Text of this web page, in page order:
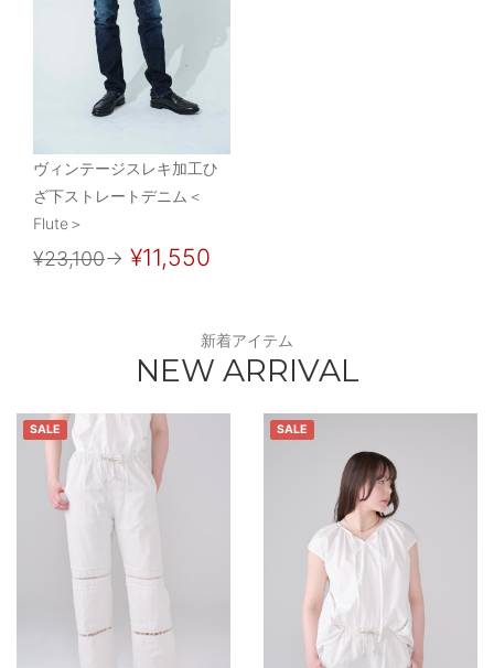
ヴィンテージスレキ加工ひ
ざ下ストレートデニム＜
Flute＞
¥23,100→ ¥11,550
新着アイテム
NEW ARRIVAL
SALE SALE